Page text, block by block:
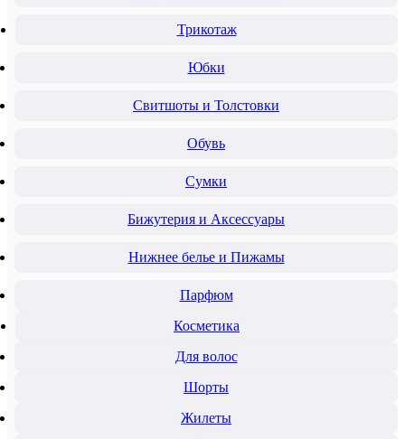
Трикотаж
Юбки
Свитшоты и Толстовки
Обувь
Сумки
Бижутерия и Аксессуары
Нижнее белье и Пижамы
Парфюм
Косметика
Для волос
Шорты
Жилеты